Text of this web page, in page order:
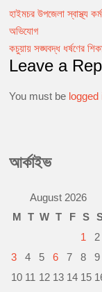
e
b
o
k
s
n
g
e
t
A
p
p
i
Post
navigation
হাইমচর উপজেলা স্বাস্থ্য
অভিযোগ
কচুয়ায় সঙ্ঘবদ্ধ ধর্ষণের
Leave a
You must be logged
আর্কাইভ
August 2026
M T W T F S
1
2
3
4 5 6 7 8
9
10 11 12 13 14 15